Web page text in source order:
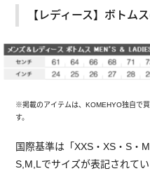
【レディース】ボトム
※掲載のアイテムは、KOMEHYO独自で
す。
国際基準は「XXS・XS・S・
S,M,Lでサイズが表記されて